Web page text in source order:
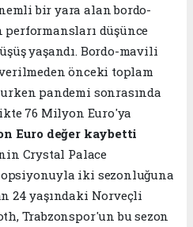
bir yara alan bordo-
düşünce
yaşandı. Bordo-mavili
önceki toplam
pandemi sonrasında
76 Milyon Euro'ya
Euro değer kaybetti
Crystal Palace
iki sezonluğuna
24 yaşındaki Norveçli
Trabzonspor'un bu sezon